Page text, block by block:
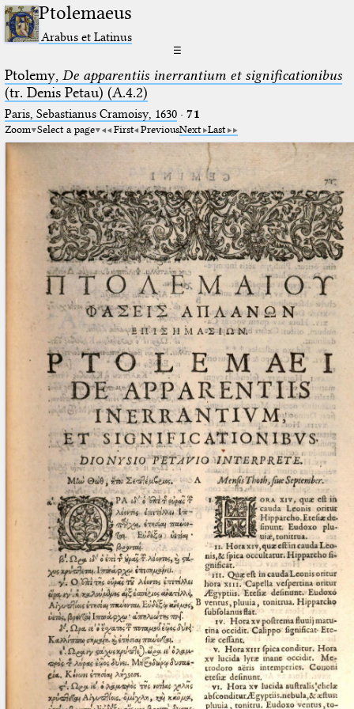
Ptolemaeus
Arabus et Latinus
☰
Ptolemy, De apparentiis inerrantium et significationibus
(tr. Denis Petau) (A.4.2)
Paris, Sebastianus Cramoisy, 1630· 71
Zoom Select a page First PreviousNext Last